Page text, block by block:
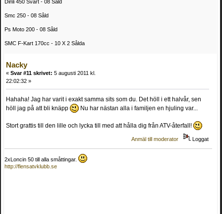
Dinli 450 Svart - 08 Såld
Smc 250 - 08 Såld
Ps Moto 200 - 08 Såld
SMC F-Kart 170cc - 10 X 2 Sålda
Nacky
« Svar #11 skrivet: 5 augusti 2011 kl.
22:02:32 »
Hahaha! Jag har varit i exakt samma sits som du. Det höll i ett halvår, sen
höll jag på att bli knäpp
Nu har nästan alla i familjen en hjuling var...
Stort grattis till den lille och lycka till med att hålla dig från ATV-återfall!
Anmäl till moderator Loggat
2xLoncin 50 till alla småttingar.
http://flensatvklubb.se